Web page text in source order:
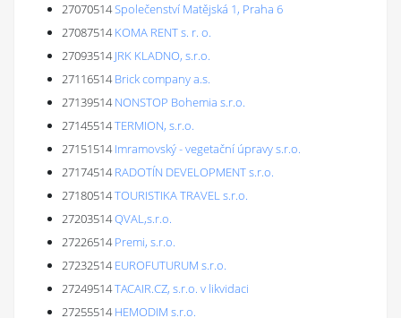
27070514Společenství Matějská 1, Praha 6
27087514 KOMA RENT s. r. o.
27093514 JRK KLADNO, s.r.o.
27116514 Brick company a.s.
27139514 NONSTOP Bohemia s.r.o.
27145514TERMION, s.r.o.
27151514 Imramovský - vegetační úpravy s.r.o.
27174514 RADOTÍN DEVELOPMENT s.r.o.
27180514TOURISTIKA TRAVEL s.r.o.
27203514QVAL,s.r.o.
27226514 Premi, s.r.o.
27232514 EUROFUTURUM s.r.o.
27249514TACAIR.CZ, s.r.o. v likvidaci
27255514 HEMODIM s.r.o.